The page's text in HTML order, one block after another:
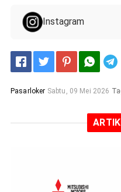
Instagram
Pasarloker Sabtu, 09 Mei 2026